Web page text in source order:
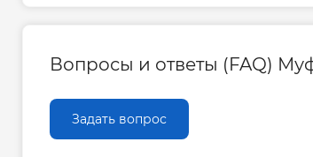
Вопросы и ответы (FAQ)
Задать вопрос